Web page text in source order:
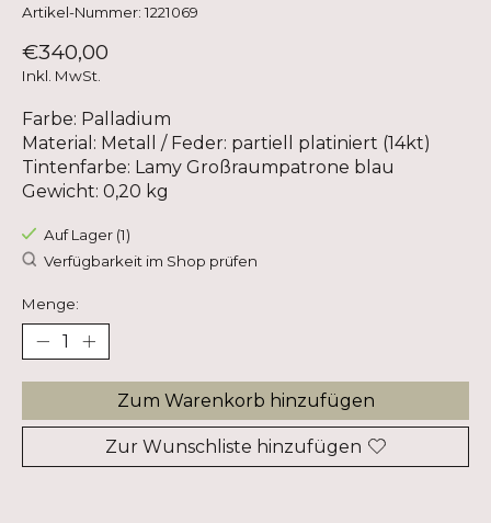
Artikel-Nummer: 1221069
€340,00
Inkl. MwSt.
Farbe: Palladium
Material: Metall / Feder: partiell platiniert (14kt)
Tintenfarbe: Lamy Großraumpatrone blau
Gewicht: 0,20 kg
Auf Lager (1)
Verfügbarkeit im Shop prüfen
Menge:
Zum Warenkorb hinzufügen
Zur Wunschliste hinzufügen